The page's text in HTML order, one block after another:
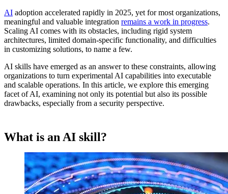
AI adoption accelerated rapidly in 2025, yet for most organizations,
meaningful and valuable integration remains a work in progress.
Scaling AI comes with its obstacles, including rigid system
architectures, limited domain-specific functionality, and difficulties
in customizing solutions, to name a few.
AI skills have emerged as an answer to these constraints, allowing
organizations to turn experimental AI capabilities into executable
and scalable operations. In this article, we explore this emerging
facet of AI, examining not only its potential but also its possible
drawbacks, especially from a security perspective.
What is an AI skill?